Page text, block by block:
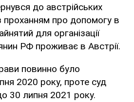
до австрійських
проханням про допомогу в
для організації
РФ проживає в Австрії.
повинно було
2020 року, проте суд
30 липня 2021 року.